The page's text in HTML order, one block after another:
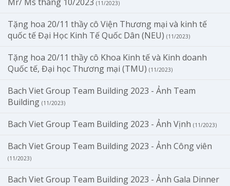
(11/2023)
Tặng hoa 20/11 thầy cô Viện Thương mại và kinh tế
quốc tế Đại Học Kinh Tế Quốc Dân (NEU) (11/2023)
Tặng hoa 20/11 thầy cô Khoa Kinh tế và Kinh doanh
Quốc tế, Đại học Thương mại (TMU) (11/2023)
Bach Viet Group Team Building 2023 - Ảnh Team
Building (11/2023)
Bach Viet Group Team Building 2023 - Ảnh Vịnh (11/2023)
Bach Viet Group Team Building 2023 - Ảnh Công viên
(11/2023)
Bach Viet Group Team Building 2023 - Ảnh Gala Dinner